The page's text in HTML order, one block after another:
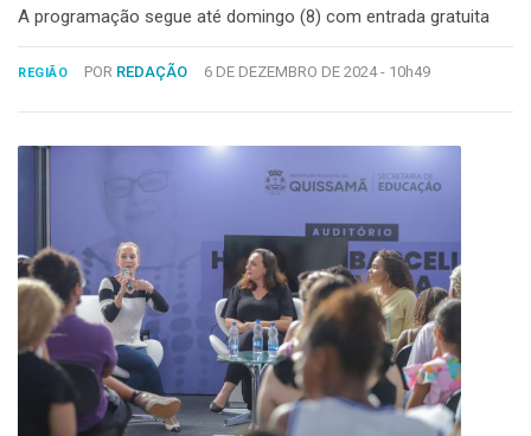
COLUNAS
FALE
2024
Hesea
Tecnologia
Sistemas
A programação segue até domingo (8) com entrada gratuita
REGIÃO POR REDAÇÃO 6 DE DEZEMBRO DE 2024 - 10h49